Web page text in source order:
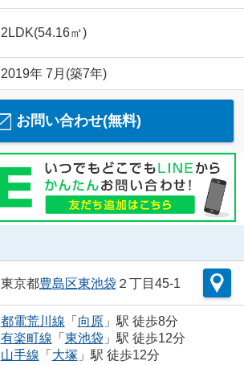
2LDK(54.16㎡)
2019年 7月(築7年)
お問い合わせ(無料)
東京都豊島区東池袋 ２丁目45-1
都電荒川線 「 向原」駅 徒歩8分
有楽町線 「 東池袋 」駅 徒歩12分
山手線 「 大塚 」駅 徒歩12分